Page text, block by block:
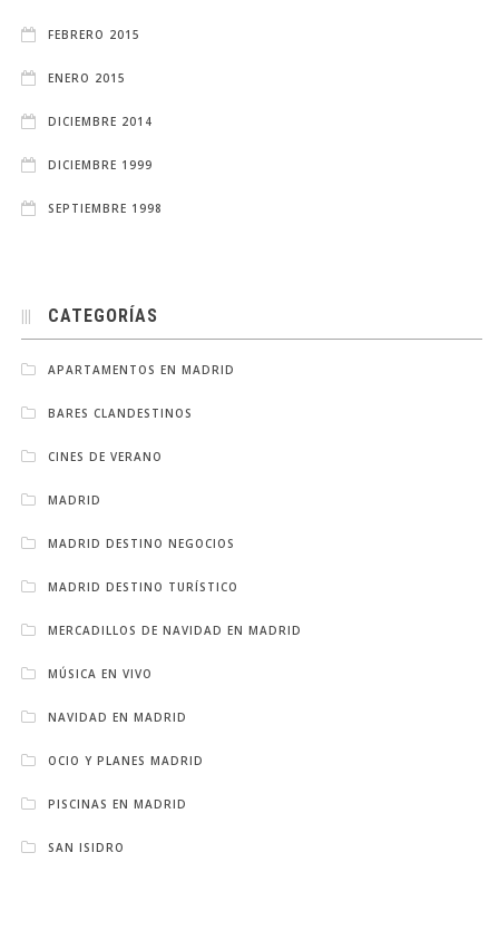
FEBRERO 2015
ENERO 2015
DICIEMBRE 2014
DICIEMBRE 1999
SEPTIEMBRE 1998
CATEGORÍAS
APARTAMENTOS EN MADRID
BARES CLANDESTINOS
CINES DE VERANO
MADRID
MADRID DESTINO NEGOCIOS
MADRID DESTINO TURÍSTICO
MERCADILLOS DE NAVIDAD EN MADRID
MÚSICA EN VIVO
NAVIDAD EN MADRID
OCIO Y PLANES MADRID
PISCINAS EN MADRID
SAN ISIDRO